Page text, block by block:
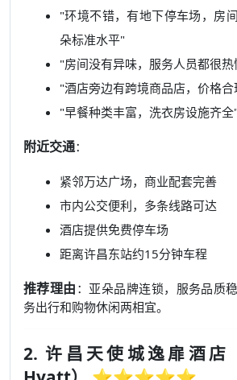
"环境不错，有地下停车场，房
朵标准水平"
"房间没有异味，服务人员都很
"酒店旁边有跨境商品店，价格合
"早餐种类丰富，洗衣房设施齐全"
附近交通：
紧邻万达广场，商业配套完善
市内公交便利，多条线路可达
酒店提供免费停车场
距离许昌东站约15分钟车程
推荐理由 ：亚朵品牌连锁，服务品质
务出行和购物休闲两相宜。
2. 许昌天使城逸扉酒店